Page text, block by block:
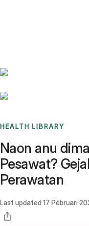
HEALTH LIBRARY
Naon anu
Pesawat?
Perawatan
Last updated 17 Pébruari